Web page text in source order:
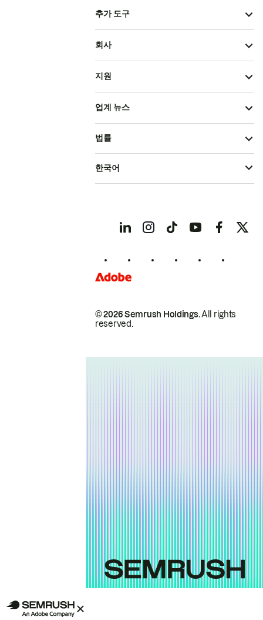
추가 도구
회사
지원
업계 뉴스
© 2026 Semrush Holdings.All rights
reserved.
법률
한국어